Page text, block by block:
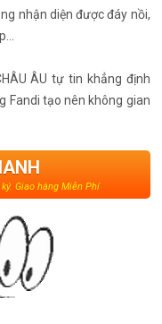
nhận diện được đáy nồi,
ÂU tự tin khẳng định
Fandi tạo nên không gian
Giao hàng Miễn Phí